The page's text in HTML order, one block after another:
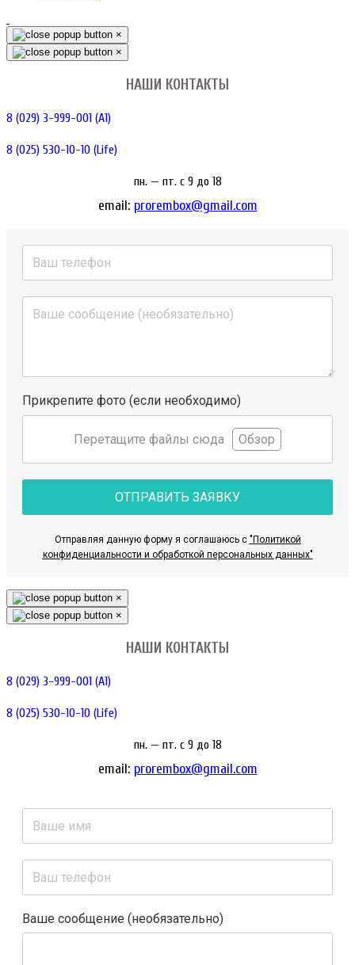
×
×
НАШИ КОНТАКТЫ
8 (029) 3-999-001 (A1)
8 (025) 530-10-10 (Life)
пн. — пт. c 9 до 18
email: prorembox@gmail.com
Прикрепите фото (если необходимо)
Перетащите файлы сюда Обзор
ОТПРАВИТЬ ЗАЯВКУ
Отправляя данную форму я соглашаюсь с "Политикой
конфиденциальности и обработкой персональных данных"
×
×
НАШИ КОНТАКТЫ
8 (029) 3-999-001 (A1)
8 (025) 530-10-10 (Life)
пн. — пт. c 9 до 18
email: prorembox@gmail.com
Ваше сообщение (необязательно)